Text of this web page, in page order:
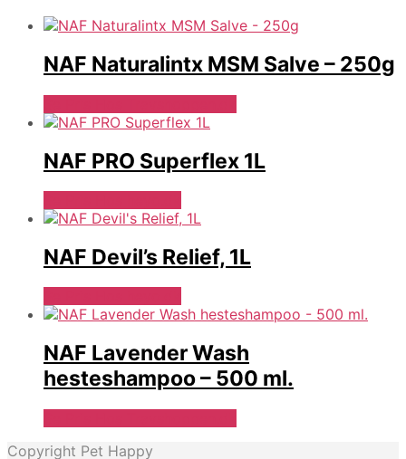
NAF Naturalintx MSM Salve – 250g
NAF PRO Superflex 1L
NAF Devil’s Relief, 1L
NAF Lavender Wash
hesteshampoo – 500 ml.
Copyright Pet Happy